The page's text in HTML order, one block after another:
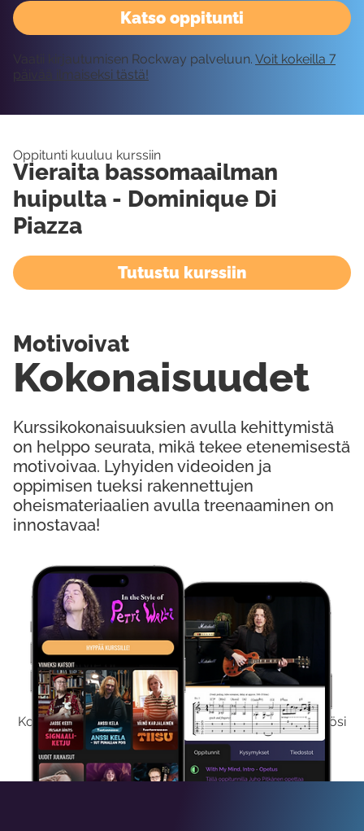
Kokeile Ilmaiseksi
Kokeilemalla ilmaiseksi saat koko sisältömme käyttöösi
viikon ajaksi.
Katso oppitunti
Vaatii kirjautumisen Rockway palveluun. Voit kokeilla 7
päivää ilmaiseksi tästä!
Oppitunti kuuluu kurssiin
Vieraita bassomaailman
huipulta - Dominique Di
Piazza
Tutustu kurssiin
Kurssikokonaisuuksien avulla kehittymistä
on helppo seurata, mikä tekee etenemisestä
motivoivaa. Lyhyiden videoiden ja
oppimisen tueksi rakennettujen
oheismateriaalien avulla treenaaminen on
innostavaa!
Kokonaisuudet
Motivoivat